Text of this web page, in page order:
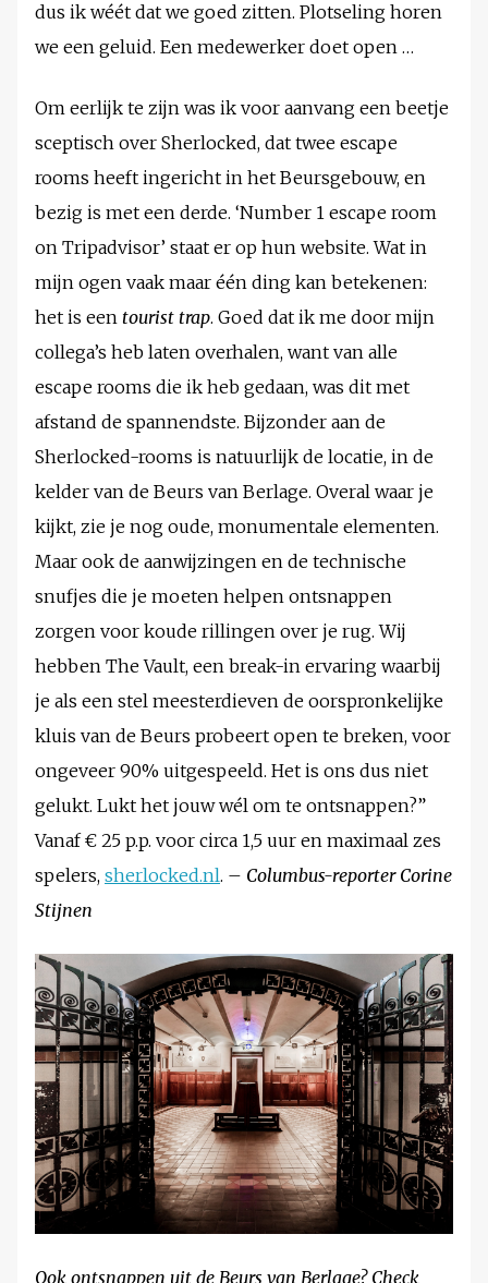
dus ik wéét dat we goed zitten. Plotseling horen
we een geluid. Een medewerker doet open …
Om eerlijk te zijn was ik voor aanvang een beetje
sceptisch over Sherlocked, dat twee escape
rooms heeft ingericht in het Beursgebouw, en
bezig is met een derde. ‘Number 1 escape room
on Tripadvisor’ staat er op hun website. Wat in
mijn ogen vaak maar één ding kan betekenen:
het is een tourist trap. Goed dat ik me door mijn
collega’s heb laten overhalen, want van alle
escape rooms die ik heb gedaan, was dit met
afstand de spannendste. Bijzonder aan de
Sherlocked-rooms is natuurlijk de locatie, in de
kelder van de Beurs van Berlage. Overal waar je
kijkt, zie je nog oude, monumentale elementen.
Maar ook de aanwijzingen en de technische
snufjes die je moeten helpen ontsnappen
zorgen voor koude rillingen over je rug. Wij
hebben The Vault, een break-in ervaring waarbij
je als een stel meesterdieven de oorspronkelijke
kluis van de Beurs probeert open te breken, voor
ongeveer 90% uitgespeeld. Het is ons dus niet
gelukt. Lukt het jouw wél om te ontsnappen?”
Vanaf € 25 p.p. voor circa 1,5 uur en maximaal zes
spelers, sherlocked.nl. – Columbus-reporter Corine
Stijnen
Ook ontsnappen uit de Beurs van Berlage? Check